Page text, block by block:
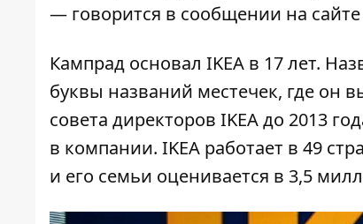
— говорится в сообщении на сайте
Кампрад основал IKEA в 17 лет.
буквы названий местечек, где он
совета директоров IKEA до 2013
в компании. IKEA работает в 49
и его семьи оценивается в 3,5